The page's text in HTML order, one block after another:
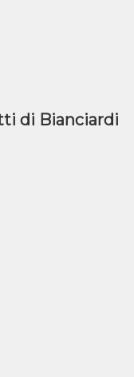
di Bianciardi